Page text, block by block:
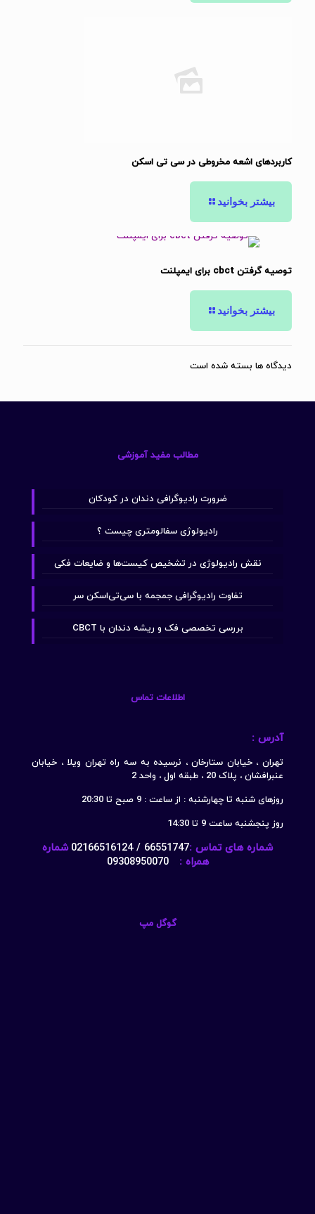
کاربردهای اشعه مخروطی در سی تی اسکن
بیشتر بخوانید
توصیه گرفتن cbct برای ایمپلنت
بیشتر بخوانید
دیدگاه ها بسته شده است
مطالب مفید آموزشی
ضرورت رادیوگرافی دندان در کودکان
رادیولوژی سفالومتری چیست ؟
نقش رادیولوژی در تشخیص کیست‌ها و ضایعات فکی
تفاوت رادیوگرافی جمجمه با سی‌تی‌اسکن سر
بررسی تخصصی فک و ریشه دندان با CBCT
اطلاعات تماس
آدرس :
تهران ، خیابان ستارخان ، نرسیده به سه راه تهران ویلا ، خیابان
عنبرافشان ، پلاک 20 ، طبقه اول ، واحد 2
روزهای شنبه تا چهارشنبه : از ساعت : 9 صبح تا 20:30
روز پنجشنبه ساعت 9 تا 14:30
شماره های تماس :66551747 / 02166516124
شماره
همراه :
09308950070
گوگل مپ